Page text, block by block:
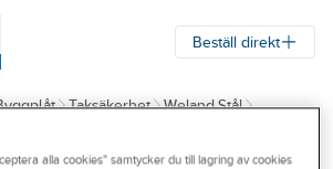
Beställ direkt
Taksäkerhet
Weland Stål
alla cookies" samtycker du till lagring av cookies